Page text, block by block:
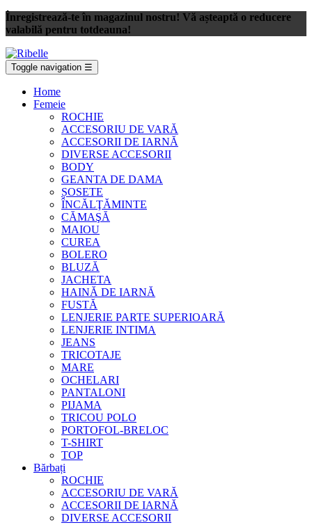
Înregistrează-te în magazinul nostru! Vă așteaptă o reducere
valabilă pentru totdeauna!
Toggle navigation ☰
Home
Femeie
ROCHIE
ACCESORIU DE VARĂ
ACCESORII DE IARNĂ
DIVERSE ACCESORII
BODY
GEANTA DE DAMA
ȘOSETE
ÎNCĂLŢĂMINTE
CĂMAŞĂ
MAIOU
CUREA
BOLERO
BLUZĂ
JACHETA
HAINĂ DE IARNĂ
FUSTĂ
LENJERIE PARTE SUPERIOARĂ
LENJERIE INTIMA
JEANS
TRICOTAJE
MARE
OCHELARI
PANTALONI
PIJAMA
TRICOU POLO
PORTOFOL-BRELOC
T-SHIRT
TOP
Bărbați
ROCHIE
ACCESORIU DE VARĂ
ACCESORII DE IARNĂ
DIVERSE ACCESORII